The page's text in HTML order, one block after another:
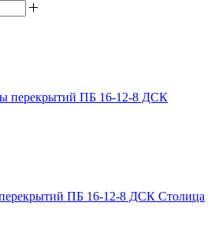
ПБ 16-12-8 ДСК Столица